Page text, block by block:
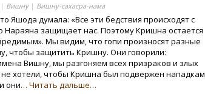
| Вишну | Вишну-сахасра-нама
Яшода думала: «Все эти бедствия происходят с
Нараяна защищает нас. Поэтому Кришна остается
Мы видим, что гопи произносят разные
чтобы защитить Кришну. Они говорили:
Вишну, мы разгоняем всех призраков и злых
не хотели, чтобы Кришна был подвержен нападкам
они… Читать дальше…